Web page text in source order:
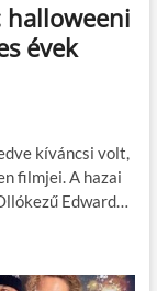
halloweeni
évek
kíváncsi volt,
filmjei. A hazai
Edward…